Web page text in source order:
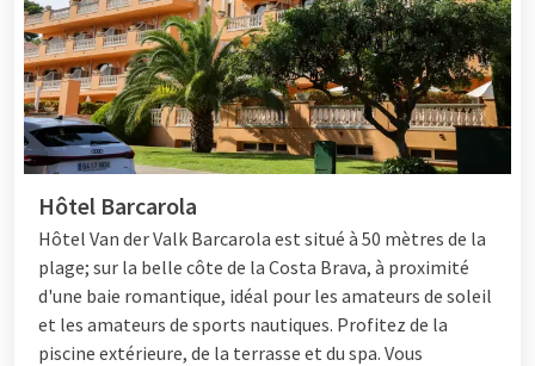
Hôtel Barcarola
Hôtel Van der Valk Barcarola est situé à 50 mètres de la
plage; sur la belle côte de la Costa Brava, à proximité
d'une baie romantique, idéal pour les amateurs de soleil
et les amateurs de sports nautiques. Profitez de la
piscine extérieure, de la terrasse et du spa. Vous